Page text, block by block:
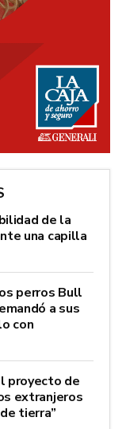
de la
una capilla
perros Bull
a sus
con
proyecto de
extranjeros
tierra”